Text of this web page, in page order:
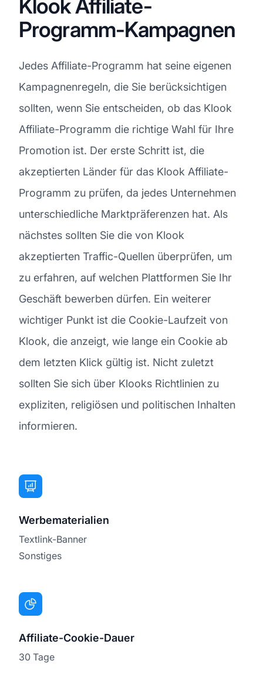
Klook Affiliate-
Programm-Kampagnen
Jedes Affiliate-Programm hat seine eigenen
Kampagnenregeln, die Sie berücksichtigen
sollten, wenn Sie entscheiden, ob das Klook
Affiliate-Programm die richtige Wahl für Ihre
Promotion ist. Der erste Schritt ist, die
akzeptierten Länder für das Klook Affiliate-
Programm zu prüfen, da jedes Unternehmen
unterschiedliche Marktpräferenzen hat. Als
nächstes sollten Sie die von Klook
akzeptierten Traffic-Quellen überprüfen, um
zu erfahren, auf welchen Plattformen Sie Ihr
Geschäft bewerben dürfen. Ein weiterer
wichtiger Punkt ist die Cookie-Laufzeit von
Klook, die anzeigt, wie lange ein Cookie ab
dem letzten Klick gültig ist. Nicht zuletzt
sollten Sie sich über Klooks Richtlinien zu
expliziten, religiösen und politischen Inhalten
informieren.
Werbematerialien
Textlink-Banner
Sonstiges
Affiliate-Cookie-Dauer
30 Tage